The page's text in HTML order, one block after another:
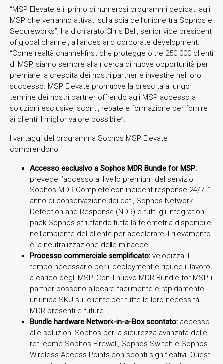
“MSP Elevate è il primo di numerosi programmi dedicati agli
MSP che verranno attivati sulla scia dell’unione tra Sophos e
Secureworks”, ha dichiarato Chris Bell, senior vice president
of global channel, alliances and corporate development.
“Come realtà channel-first che protegge oltre 250.000 clienti
di MSP, siamo sempre alla ricerca di nuove opportunità per
premiare la crescita dei nostri partner e investire nel loro
successo. MSP Elevate promuove la crescita a lungo
termine dei nostri partner offrendo agli MSP accesso a
soluzioni esclusive, sconti, rebate e formazione per fornire
ai clienti il miglior valore possibile”.
I vantaggi del programma Sophos MSP Elevate
comprendono:
Accesso esclusivo a Sophos MDR Bundle for MSP:
prevede l’accesso al livello premium del servizio
Sophos MDR Complete con incident response 24/7, 1
anno di conservazione dei dati, Sophos Network
Detection and Response (NDR) e tutti gli integration
pack Sophos sfruttando tutta la telemetria disponibile
nell’ambiente del cliente per accelerare il rilevamento
e la neutralizzazione delle minacce.
Processo commerciale semplificato: velocizza il
tempo necessario per il deployment e riduce il lavoro
a carico degli MSP. Con il nuovo MDR Bundle for MSP, i
partner possono allocare facilmente e rapidamente
un’unica SKU sul cliente per tutte le loro necessità
MDR presenti e future.
Bundle hardware Network-in-a-Box scontato: accesso
alle soluzioni Sophos per la sicurezza avanzata delle
reti come Sophos Firewall, Sophos Switch e Sophos
Wireless Access Points con sconti significativi. Questi